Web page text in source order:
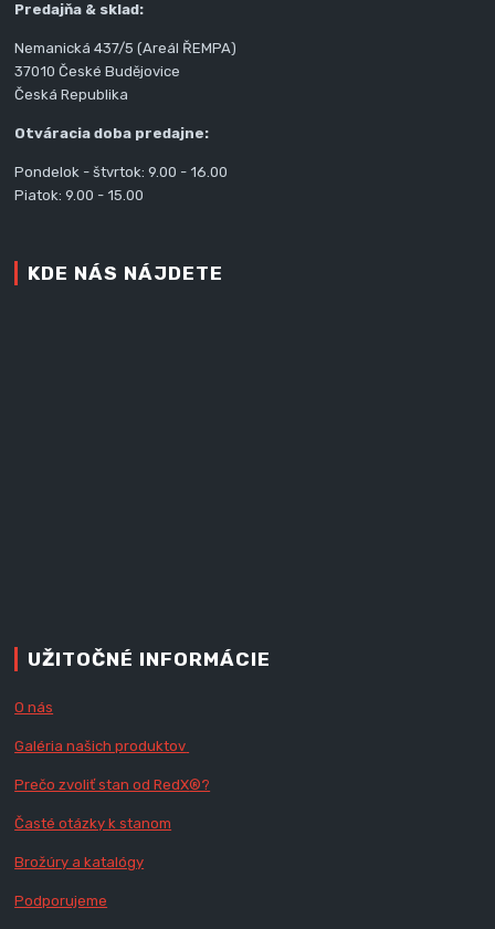
Predajňa & sklad:
Nemanická 437/5 (Areál ŘEMPA)
37010 České Budějovice
Česká Republika
Otváracia doba predajne:
Pondelok - štvrtok: 9.00 - 16.00
Piatok: 9.00 - 15.00
KDE NÁS NÁJDETE
UŽITOČNÉ INFORMÁCIE
O nás
Galéria našich produktov
Prečo zvoliť stan od RedX®?
Časté otázky k stanom
Brožúry a katalógy
Podporujeme